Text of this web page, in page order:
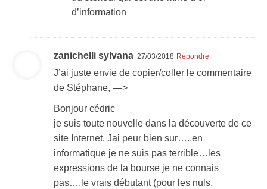
d’information
zanichelli sylvana 27/03/2018 Répondre
J’ai juste envie de copier/coller le commentaire
de Stéphane, —>
Bonjour cédric
je suis toute nouvelle dans la découverte de ce
site Internet. Jai peur bien sur…..en
informatique je ne suis pas terrible…les
expressions de la bourse je ne connais
pas….le vrais débutant (pour les nuls,